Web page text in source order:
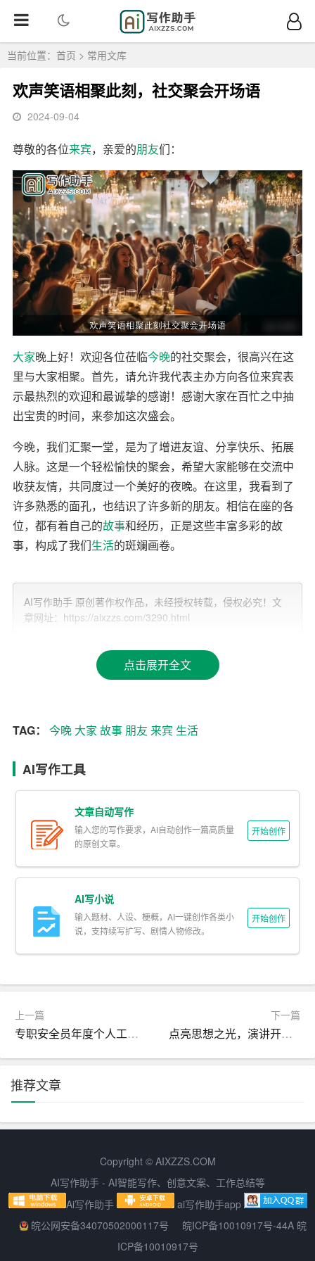
当前位置： 首页 > 常用文库
欢声笑语相聚此刻，社交聚会开场语
2024-09-04
尊敬的各位来宾，亲爱的朋友们：
大家晚上好！欢迎各位莅临今晚的社交聚会，很高兴在这
里与大家相聚。首先，请允许我代表主办方向各位来宾表
示最热烈的欢迎和最诚挚的感谢！感谢大家在百忙之中抽
出宝贵的时间，来参加这次盛会。
今晚，我们汇聚一堂，是为了增进友谊、分享快乐、拓展
人脉。这是一个轻松愉快的聚会，希望大家能够在交流中
收获友情，共同度过一个美好的夜晚。在这里，我看到了
许多熟悉的面孔，也结识了许多新的朋友。相信在座的各
位，都有着自己的故事和经历，正是这些丰富多彩的故
事，构成了我们生活的斑斓画卷。
展的时代，我们都在为了理想和目标努力拼搏。在这个过
程中，我们需要朋友的支持和帮助。而今晚的聚会，正是
的朋友，拓展人脉，共同进步。
望大家能够敞开心扉，真诚相待。让我们一起分享快乐，
此时此刻，我们身处在这个繁华的都市，享受着生活的美
好。但我们不能忘记，还有很多人在为生活而努力奋斗。
在这个充满机遇和挑战的时代，我们应该学会珍惜，珍惜
每一次的相聚，珍惜每一份友情。让我们携手同行，共同
书写属于我们的精彩篇章。
谊干杯，为未来干杯！祝愿大家在今晚的聚会中玩得开
心、吃得愉快、交流顺畅。也希望通过这次聚会，大家能
（掌声）
AI写作助手 原创著作权作品，未经授权转载，侵权必究！文
章网址：https://aixzzs.com/3290.html
点击展开全文
TAG： 今晚 大家 故事 朋友 来宾 生活
AI写作工具
文章自动写作
输入您的写作要求，AI自动创作一篇高质量
的原创文章。
开始创作
AI写小说
输入题材、人设、梗概，AI一键创作各类小
说，支持续写扩写、剧情人物修改。
开始创作
上一篇
专职安全员年度个人工作总结
下一篇
点亮思想之光，演讲开场引语
推荐文章
Copyright © AIXZZS.COM
AI写作助手 - AI智能写作、创意文案、工作总结等
Ai写作助手
ai写作助手app
皖公网安备34070502000117号
皖ICP备10010917号-44A 皖
ICP备10010917号